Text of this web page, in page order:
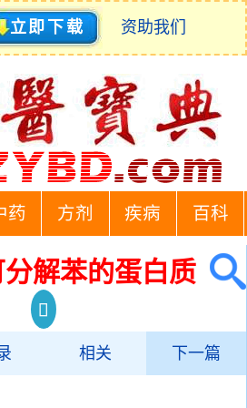
立即下载 资助我们
药 方剂 疾病 百科
分解苯的蛋白质
相关 下一篇